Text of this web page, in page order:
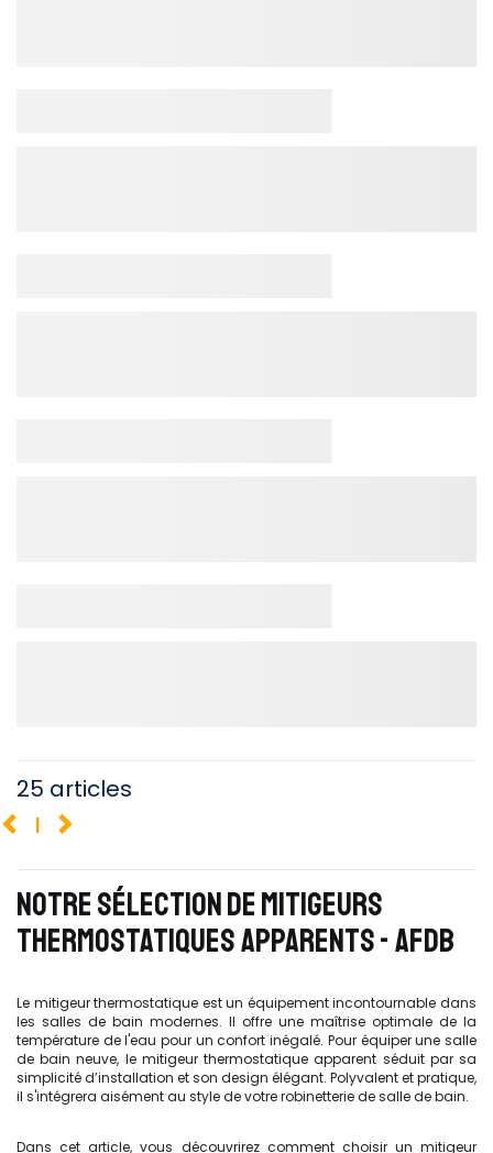
25 articles
1
NOTRE SÉLECTION DE MITIGEURS
THERMOSTATIQUES APPARENTS - AFDB
Le mitigeur thermostatique est un équipement incontournable dans
les salles de bain modernes. Il offre une maîtrise optimale de la
température de l'eau pour un confort inégalé. Pour équiper une salle
de bain neuve, le mitigeur thermostatique apparent séduit par sa
simplicité d’installation et son design élégant. Polyvalent et pratique,
il s'intégrera aisément au style de votre robinetterie de salle de bain.
Dans cet article, vous découvrirez comment choisir un mitigeur